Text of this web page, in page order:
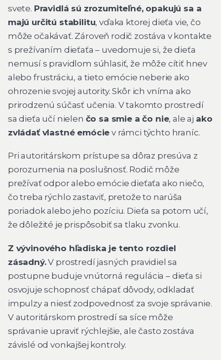
svete. Pravidlá sú zrozumiteľné, opakujú sa a
majú určitú stabilitu, vďaka ktorej dieťa vie, čo
môže očakávať. Zároveň rodič zostáva v kontakte
s prežívaním dieťaťa – uvedomuje si, že dieťa
nemusí s pravidlom súhlasiť, že môže cítiť hnev
alebo frustráciu, a tieto emócie neberie ako
ohrozenie svojej autority. Skôr ich vníma ako
prirodzenú súčasť učenia. V takomto prostredí
sa dieťa učí nielen čo sa smie a čo nie, ale aj ako
zvládať vlastné emócie v rámci týchto hraníc.
Pri autoritárskom prístupe sa dôraz presúva z
porozumenia na poslušnosť. Rodič môže
prežívať odpor alebo emócie dieťaťa ako niečo,
čo treba rýchlo zastaviť, pretože to narúša
poriadok alebo jeho pozíciu. Dieťa sa potom učí,
že dôležité je prispôsobiť sa tlaku zvonku.
Z vývinového hľadiska je tento rozdiel
zásadný.V prostredí jasných pravidiel sa
postupne buduje vnútorná regulácia – dieťa si
osvojuje schopnosť chápať dôvody, odkladať
impulzy a niesť zodpovednosť za svoje správanie.
V autoritárskom prostredí sa síce môže
správanie upraviť rýchlejšie, ale často zostáva
závislé od vonkajšej kontroly.